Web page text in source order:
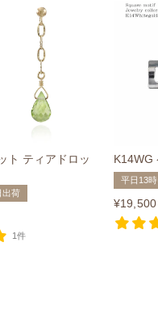
ト ティアドロッ
出荷
1件
K14WG
平日13
¥19,500